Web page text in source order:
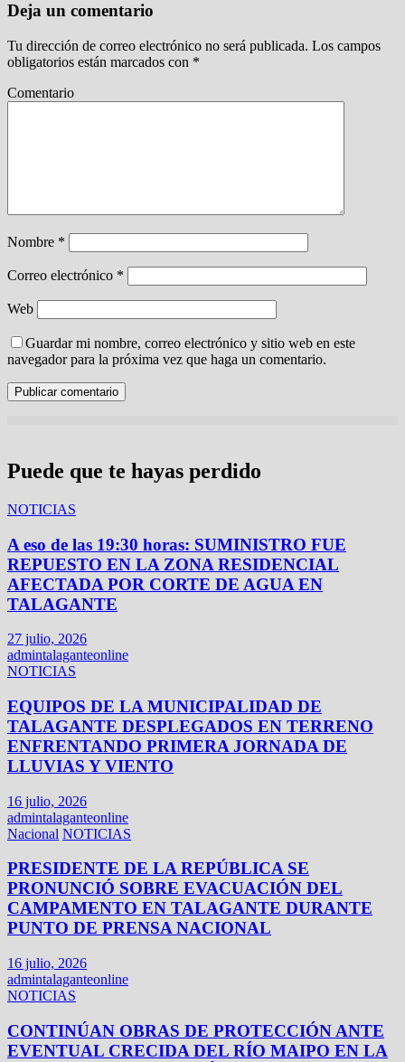
Deja un comentario
Tu dirección de correo electrónico no será publicada. Los campos
obligatorios están marcados con *
Comentario
Nombre *
Correo electrónico *
Web
Guardar mi nombre, correo electrónico y sitio web en este
navegador para la próxima vez que haga un comentario.
Puede que te hayas perdido
NOTICIAS
A eso de las 19:30 horas: SUMINISTRO FUE
REPUESTO EN LA ZONA RESIDENCIAL
AFECTADA POR CORTE DE AGUA EN
TALAGANTE
27 julio, 2026
admintalaganteonline
NOTICIAS
EQUIPOS DE LA MUNICIPALIDAD DE
TALAGANTE DESPLEGADOS EN TERRENO
ENFRENTANDO PRIMERA JORNADA DE
LLUVIAS Y VIENTO
16 julio, 2026
admintalaganteonline
Nacional NOTICIAS
PRESIDENTE DE LA REPÚBLICA SE
PRONUNCIÓ SOBRE EVACUACIÓN DEL
CAMPAMENTO EN TALAGANTE DURANTE
PUNTO DE PRENSA NACIONAL
16 julio, 2026
admintalaganteonline
NOTICIAS
CONTINÚAN OBRAS DE PROTECCIÓN ANTE
EVENTUAL CRECIDA DEL RÍO MAIPO EN LA